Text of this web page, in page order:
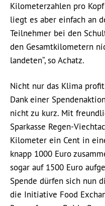
Kilometerzahlen pro
liegt es aber einfach an
Teilnehmer bei den
den Gesamtkilometern
landeten“, so Achatz.
Nicht nur das Klima
Dank einer
nicht zu kurz. Mit
Sparkasse Regen-
Kilometer ein Cent in
knapp 1000 Euro
sogar auf 1500 Euro
Spende dürfen sich nun
die Initiative Food